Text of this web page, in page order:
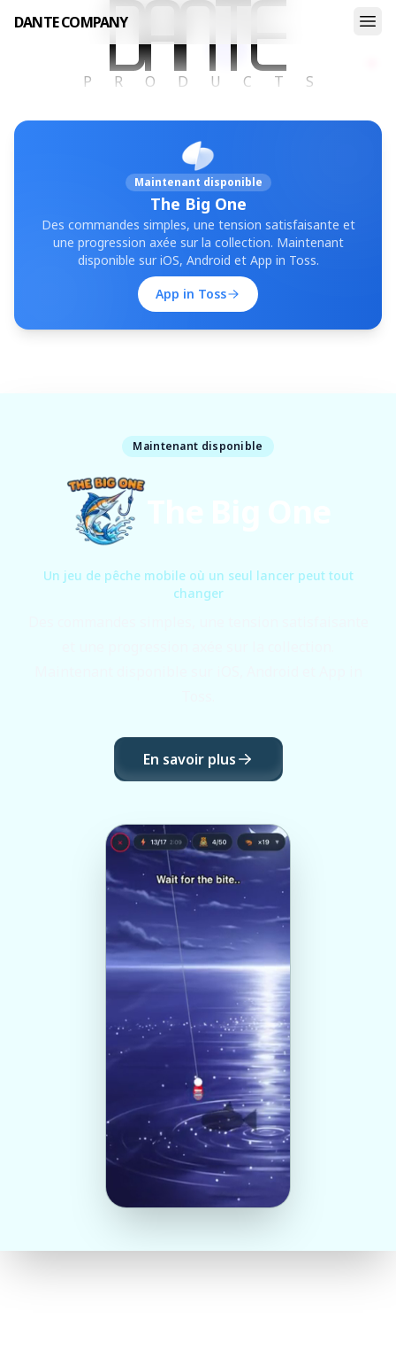
DANTE COMPANY
Dante Company
PRODUCTS
Maintenant disponible
The Big One
Des commandes simples, une tension satisfaisante et
une progression axée sur la collection. Maintenant
disponible sur iOS, Android et App in Toss.
App in Toss
Maintenant disponible
Un jeu de pêche mobile où un seul lancer peut tout
changer
En savoir plus